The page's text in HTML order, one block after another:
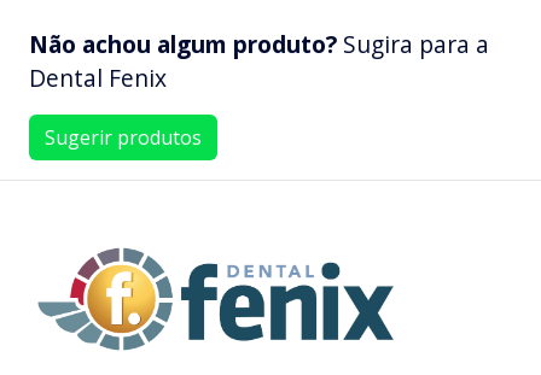
Não achou algum produto? Sugira para a
Dental Fenix
Sugerir produtos